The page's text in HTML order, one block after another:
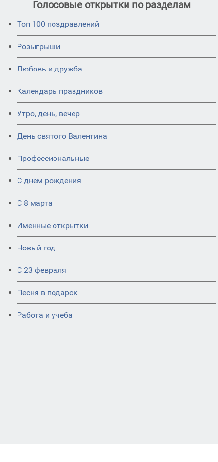
Голосовые открытки по разделам
Топ 100 поздравлений
Розыгрыши
Любовь и дружба
Календарь праздников
Утро, день, вечер
День святого Валентина
Профессиональные
С днем рождения
С 8 марта
Именные открытки
Новый год
С 23 февраля
Песня в подарок
Работа и учеба